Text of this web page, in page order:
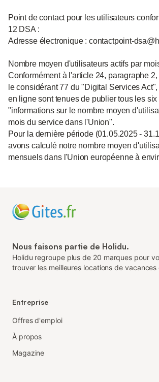
Point de contact pour les utilisateurs
12 DSA :
Adresse électronique : contactpoint-
Nombre moyen d'utilisateurs actifs par
Conformément à l'article 24, paragraphe
le considérant 77 du "Digital Services
en ligne sont tenues de publier tous les
"informations sur le nombre moyen
mois du service dans l'Union".
Pour la dernière période (01.05.2025 -
avons calculé notre nombre moyen
mensuels dans l'Union européenne à
Nous faisons partie de Holidu.
Holidu regroupe plus de 20 marques pour
trouver les meilleures locations de vacances
Entreprise
Offres d'emploi
À propos
Magazine